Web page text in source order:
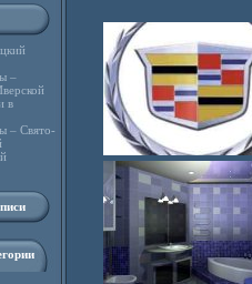
–
в
– Свято-